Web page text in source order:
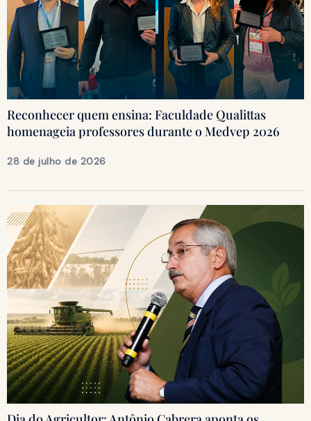
Reconhecer quem ensina: Faculdade Qualittas
homenageia professores durante o Medvep 2026
28 de julho de 2026